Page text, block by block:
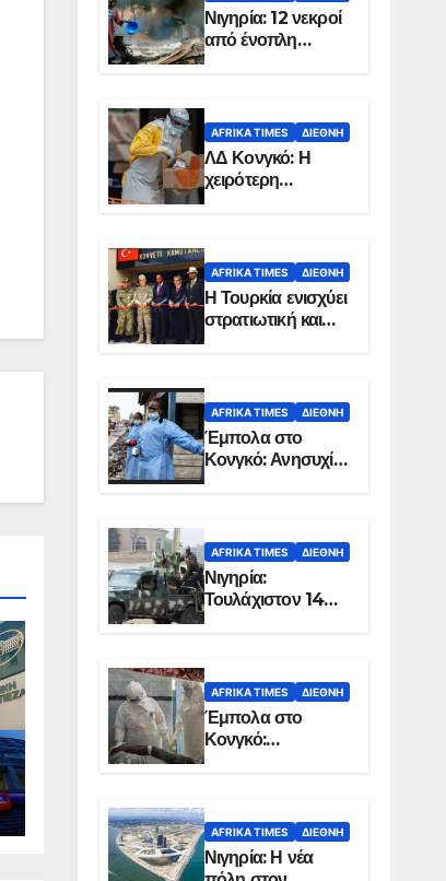
Νιγηρία: 12 νεκροί
από ένοπλη
επίθεση σε χωριό
AFRIKA TIMES ΔΙΕΘΝΉ
ΛΔ Κονγκό: Η
χειρότερη
επιδημία Έμπολα
χώρας
AFRIKA TIMES ΔΙΕΘΝΉ
Η Τουρκία ενισχύει
στρατιωτική και
ενεργειακή
Σομαλία
AFRIKA TIMES ΔΙΕΘΝΉ
Έμπολα στο
Κονγκό: Ανησυχία
για τη μεγάλη
AFRIKA TIMES ΔΙΕΘΝΉ
Νιγηρία:
Τουλάχιστον 14
νεκροί από
στην Οτούκπο
AFRIKA TIMES ΔΙΕΘΝΉ
Έμπολα στο
Κονγκό:
Ξεπέρασαν τους
AFRIKA TIMES ΔΙΕΘΝΉ
Νιγηρία: Η νέα